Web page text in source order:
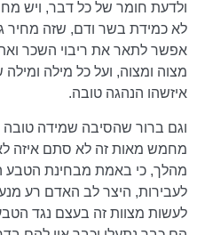
ולדעת חומר של כל דבר, ויש
לא כמידת בשר ודם, שזה מחיר
אפשר לתאר את ריבוי השכר ואת
מצוה ומצוה, ועל כל מילה
איזשהו הנהגה טובה.
וגם ברור שהסיבה שמידה
מחמש מאות זה לא סתם איזה
מהלך, כי באמת מבחינת הטבע
לעבירות, היצר לב האדם רע
לעשות מצוות זה בעצם נגד